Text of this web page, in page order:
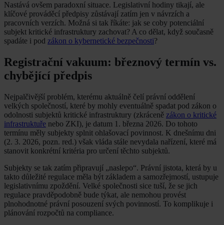
Nastává ovšem paradoxní situace. Legislativní hodiny tikají, ale
klíčové prováděcí předpisy zůstávají zatím jen v návrzích a
pracovních verzích. Možná si tak říkáte: jak se coby potenciální
subjekt kritické infrastruktury zachovat? A co dělat, když současně
spadáte i pod zákon o kybernetické bezpečnosti?
Registrační vakuum: březnový termín vs.
chybějící předpis
Nejpalčivější problém, kterému aktuálně čelí právní oddělení
velkých společností, které by mohly eventuálně spadat pod zákon o
odolnosti subjektů kritické infrastruktury (zkráceně zákon o kritické
infrastruktuře nebo ZKI), je datum 1. března 2026. Do tohoto
termínu měly subjekty splnit ohlašovací povinnost. K dnešnímu dni
(2. 3. 2026, pozn. red.) však vláda stále nevydala nařízení, které má
stanovit konkrétní kritéria pro určení těchto subjektů.
Subjekty se tak zatím připravují „naslepo“. Právní jistota, která by u
takto důležité regulace měla být základem a samozřejmostí, ustupuje
legislativnímu zpoždění. Velké společnosti sice tuší, že se jich
regulace pravděpodobně bude týkat, ale nemohou provést
plnohodnotné právní posouzení svých povinností. To komplikuje i
plánování rozpočtů na compliance.